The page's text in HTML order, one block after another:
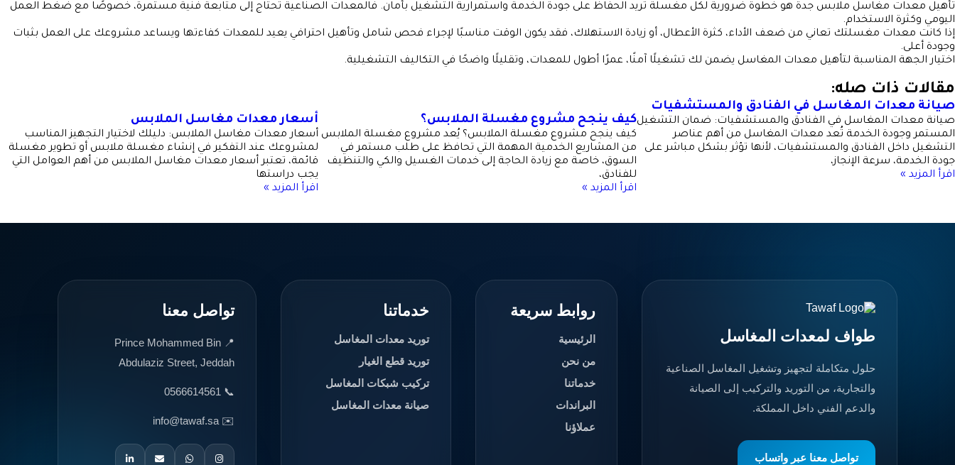
تأهيل معدات مغاسل ملابس جدة هو خطوة ضرورية لكل مغسلة تريد الحفاظ على جودة الخدمة واستمرارية التشغيل بأمان. فالمعدات الصناعية تحتاج إلى متابعة فنية مستمرة، خصوصًا مع ضغط العمل
اليومي وكثرة الاستخدام.
إذا كانت معدات مغسلتك تعاني من ضعف الأداء، كثرة الأعطال، أو زيادة الاستهلاك، فقد يكون الوقت مناسبًا لإجراء فحص شامل وتأهيل احترافي يعيد للمعدات كفاءتها ويساعد مشروعك على العمل بثبات
وجودة أعلى.
اختيار الجهة المناسبة لتأهيل معدات المغاسل يضمن لك تشغيلًا آمنًا، عمرًا أطول للمعدات، وتقليلًا واضحًا في التكاليف التشغيلية.
مقالات ذات صله:
صيانة معدات المغاسل في الفنادق والمستشفيات
صيانة معدات المغاسل في الفنادق والمستشفيات: ضمان التشغيل
المستمر وجودة الخدمة تُعد معدات المغاسل من أهم عناصر
التشغيل داخل الفنادق والمستشفيات، لأنها تؤثر بشكل مباشر على
جودة الخدمة، سرعة الإنجاز،
اقرأ المزيد »
كيف ينجح مشروع مغسلة الملابس؟
كيف ينجح مشروع مغسلة الملابس؟ يُعد مشروع مغسلة الملابس
من المشاريع الخدمية المهمة التي تحافظ على طلب مستمر في
السوق، خاصة مع زيادة الحاجة إلى خدمات الغسيل والكي والتنظيف
للفنادق،
اقرأ المزيد »
أسعار معدات مغاسل الملابس
أسعار معدات مغاسل الملابس: دليلك لاختيار التجهيز المناسب
لمشروعك عند التفكير في إنشاء مغسلة ملابس أو تطوير مغسلة
قائمة، تعتبر أسعار معدات مغاسل الملابس من أهم العوامل التي
يجب دراستها
اقرأ المزيد »
طواف لمعدات المغاسل
حلول متكاملة لتجهيز وتشغيل المغاسل الصناعية
والتجارية، من التوريد والتركيب إلى الصيانة
والدعم الفني داخل المملكة.
تواصل معنا عبر واتساب
روابط سريعة
الرئيسية
من نحن
خدماتنا
البراندات
عملاؤنا
خدماتنا
توريد معدات المغاسل
توريد قطع الغيار
تركيب شبكات المغاسل
صيانة معدات المغاسل
تواصل معنا
📍 Prince Mohammed Bin
Abdulaziz Street, Jeddah
📞 0566614561
✉️ info@tawaf.sa